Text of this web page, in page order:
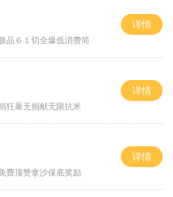
品６１切全爆低消费简
详情
狂暴无捐献无限抗米
详情
费顶赞拿沙保底奖励
详情